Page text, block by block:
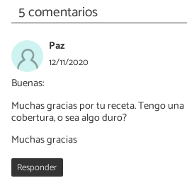
5 comentarios
Paz
12/11/2020
Buenas:
Muchas gracias por tu receta. Tengo
cobertura, o sea algo duro?
Muchas gracias
Responder